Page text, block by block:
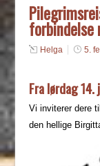
Helga 5.
Fra lørdag
Vi inviterer dere
den hellige